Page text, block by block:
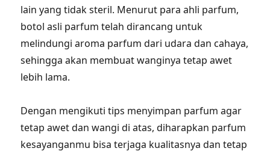
lain yang tidak steril. Menurut para ahli parfum,
botol asli parfum telah dirancang untuk
melindungi aroma parfum dari udara dan cahaya,
sehingga akan membuat wanginya tetap awet
lebih lama.
Dengan mengikuti tips menyimpan parfum agar
tetap awet dan wangi di atas, diharapkan parfum
kesayanganmu bisa terjaga kualitasnya dan tetap